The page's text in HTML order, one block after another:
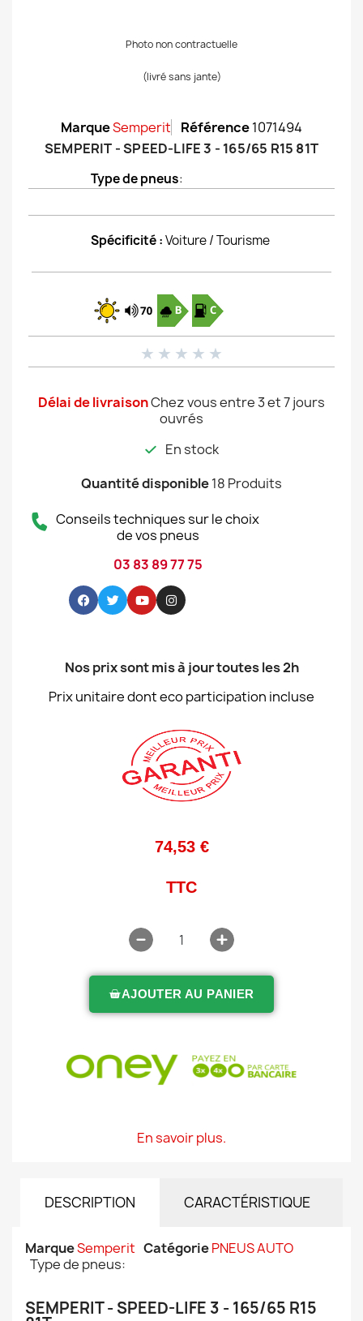
Photo non contractuelle
(livré sans jante)
MarqueSemperit Référence1071494
SEMPERIT - SPEED-LIFE 3 - 165/65 R15 81T
Type de pneus:
Spécificité :Voiture / Tourisme
★ ★ ★ ★ ★
Délai de livraisonChez vous entre 3 et 7 jours
ouvrés
En stock
Quantité disponible18 Produits
Conseils techniques sur le choix
de vos pneus
03 83 89 77 75
Nos prix sont mis à jour toutes les 2h
Prix unitaire dont eco participation incluse
74,53 €
TTC
AJOUTER AU PANIER
En savoir plus.
DESCRIPTION CARACTÉRISTIQUE
MarqueSemperit CatégoriePNEUS AUTO
Type de pneus:
SEMPERIT - SPEED-LIFE 3 - 165/65 R15